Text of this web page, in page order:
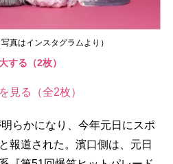
真はインスタグラムより）
する（2枚）
見る（全2枚）
らかになり、今年元日にスポ
報道された。濱口側は、元日